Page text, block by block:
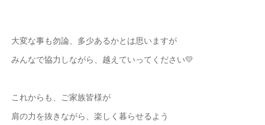
大変な事も勿論、多少あるかとは思いますが
みんなで協力しながら、越えていってください💛
これからも、ご家族皆様が
肩の力を抜きながら、楽しく暮らせるよう